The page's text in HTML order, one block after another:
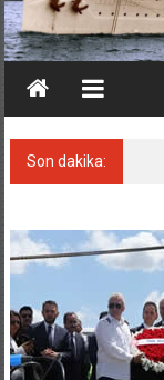
Son dakika: